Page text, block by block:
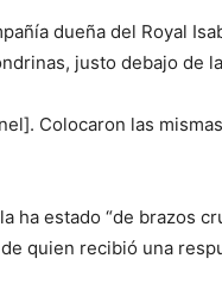
dueña del Royal
justo debajo de
Colocaron las
ha estado “de brazos
quien recibió una